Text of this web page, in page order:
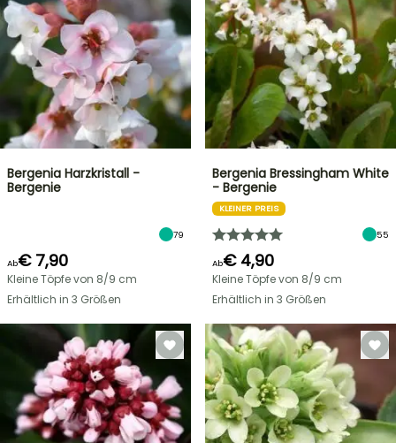
Bergenia Harzkristall -
Bergenie
79
Ab€ 7,90
Kleine Töpfe von 8/9 cm
Erhältlich in 3 Größen
Bergenia Bressingham White
- Bergenie
KLEINER PREIS
55
Ab€ 4,90
Kleine Töpfe von 8/9 cm
Erhältlich in 3 Größen